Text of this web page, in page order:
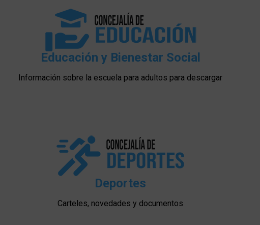
Educación y Bienestar Social
Información sobre la escuela para adultos para descargar
Deportes
Carteles, novedades y documentos